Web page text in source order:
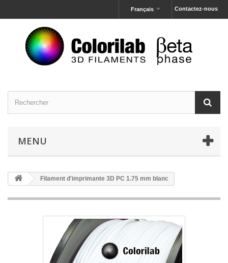
Contactez-nous
Français
MENU
Filament d'imprimante 3D PC 1.75 mm blanc